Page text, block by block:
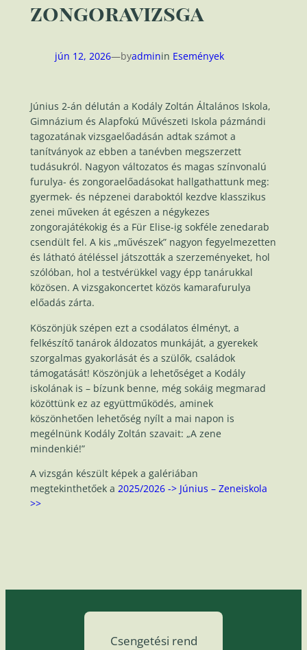
zongoravizsga
jún 12, 2026—byadminin Események
Június 2-án délután a Kodály Zoltán Általános Iskola,
Gimnázium és Alapfokú Művészeti Iskola pázmándi
tagozatának vizsgaelőadásán adtak számot a
tanítványok az ebben a tanévben megszerzett
tudásukról. Nagyon változatos és magas színvonalú
furulya- és zongoraelőadásokat hallgathattunk meg:
gyermek- és népzenei daraboktól kezdve klasszikus
zenei műveken át egészen a négykezes
zongorajátékokig és a Für Elise-ig sokféle zenedarab
csendült fel. A kis „művészek” nagyon fegyelmezetten
és látható átéléssel játszották a szerzeményeket, hol
szólóban, hol a testvérükkel vagy épp tanárukkal
közösen. A vizsgakoncertet közös kamarafurulya
előadás zárta.
Köszönjük szépen ezt a csodálatos élményt, a
felkészítő tanárok áldozatos munkáját, a gyerekek
szorgalmas gyakorlását és a szülők, családok
támogatását! Köszönjük a lehetőséget a Kodály
iskolának is – bízunk benne, még sokáig megmarad
közöttünk ez az együttműködés, aminek
köszönhetően lehetőség nyílt a mai napon is
megélnünk Kodály Zoltán szavait: „A zene
mindenkié!”
A vizsgán készült képek a galériában
megtekinthetőek a 2025/2026 -> Június – Zeneiskola
>>
Csengetési rend